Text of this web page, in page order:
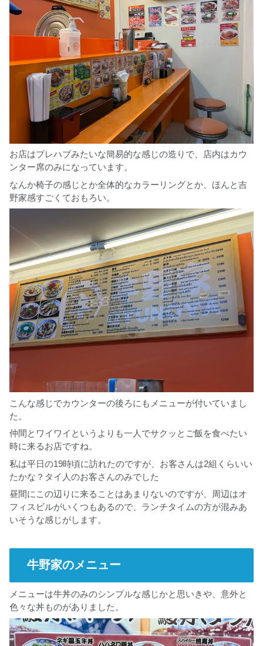
お店はプレハブみたいな簡易的な感じの造りで、店内はカウ
ンター席のみになっています。
なんか椅子の感じとか全体的なカラーリングとか、ほんと吉
野家感すごくておもろい。
こんな感じでカウンターの後ろにもメニューが付いていまし
た。
仲間とワイワイというよりも一人でサクッとご飯を食べたい
時に来るお店ですね。
私は平日の19時頃に訪れたのですが、お客さんは2組くらいい
たかな？タイ人のお客さんのみでした
昼間にこの辺りに来ることはあまりないのですが、周辺はオ
フィスビルがいくつもあるので、ランチタイムの方が混みあ
いそうな感じがします。
牛野家のメニュー
メニューは牛丼のみのシンプルな感じかと思いきや、意外と
色々な丼ものがありました。